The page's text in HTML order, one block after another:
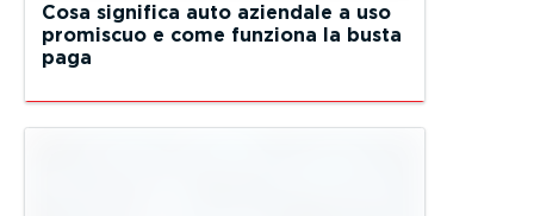
Cosa significa auto aziendale a uso
promiscuo e come funziona la busta
paga